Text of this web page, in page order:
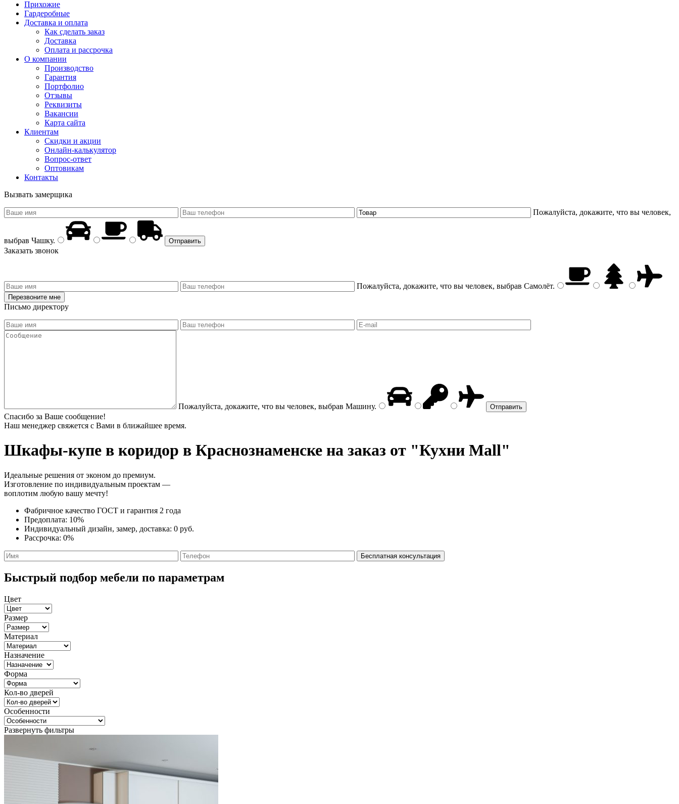
Прихожие
Гардеробные
Доставка и оплата
Как сделать заказ
Доставка
Оплата и рассрочка
О компании
Производство
Гарантия
Портфолио
Отзывы
Реквизиты
Вакансии
Карта сайта
Клиентам
Скидки и акции
Онлайн-калькулятор
Вопрос-ответ
Оптовикам
Контакты
Вызвать замерщика
Пожалуйста, докажите, что вы человек,
выбрав Чашку.
Заказать звонок
Пожалуйста, докажите, что вы человек, выбрав Самолёт.
Письмо директору
Пожалуйста, докажите, что вы человек, выбрав Машину.
Спасибо за Ваше сообщение!
Наш менеджер свяжется с Вами в ближайшее время.
Шкафы-купе в коридор в Краснознаменске на заказ от "Кухни Mall"
Идеальные решения от эконом до премиум.
Изготовление по индивидуальным проектам —
воплотим любую вашу мечту!
Фабричное качество ГОСТ и гарантия 2 года
Предоплата: 10%
Индивидуальный дизайн, замер, доставка: 0 руб.
Рассрочка: 0%
Быстрый подбор мебели по параметрам
Цвет
Размер
Материал
Назначение
Форма
Кол-во дверей
Особенности
Развернуть фильтры